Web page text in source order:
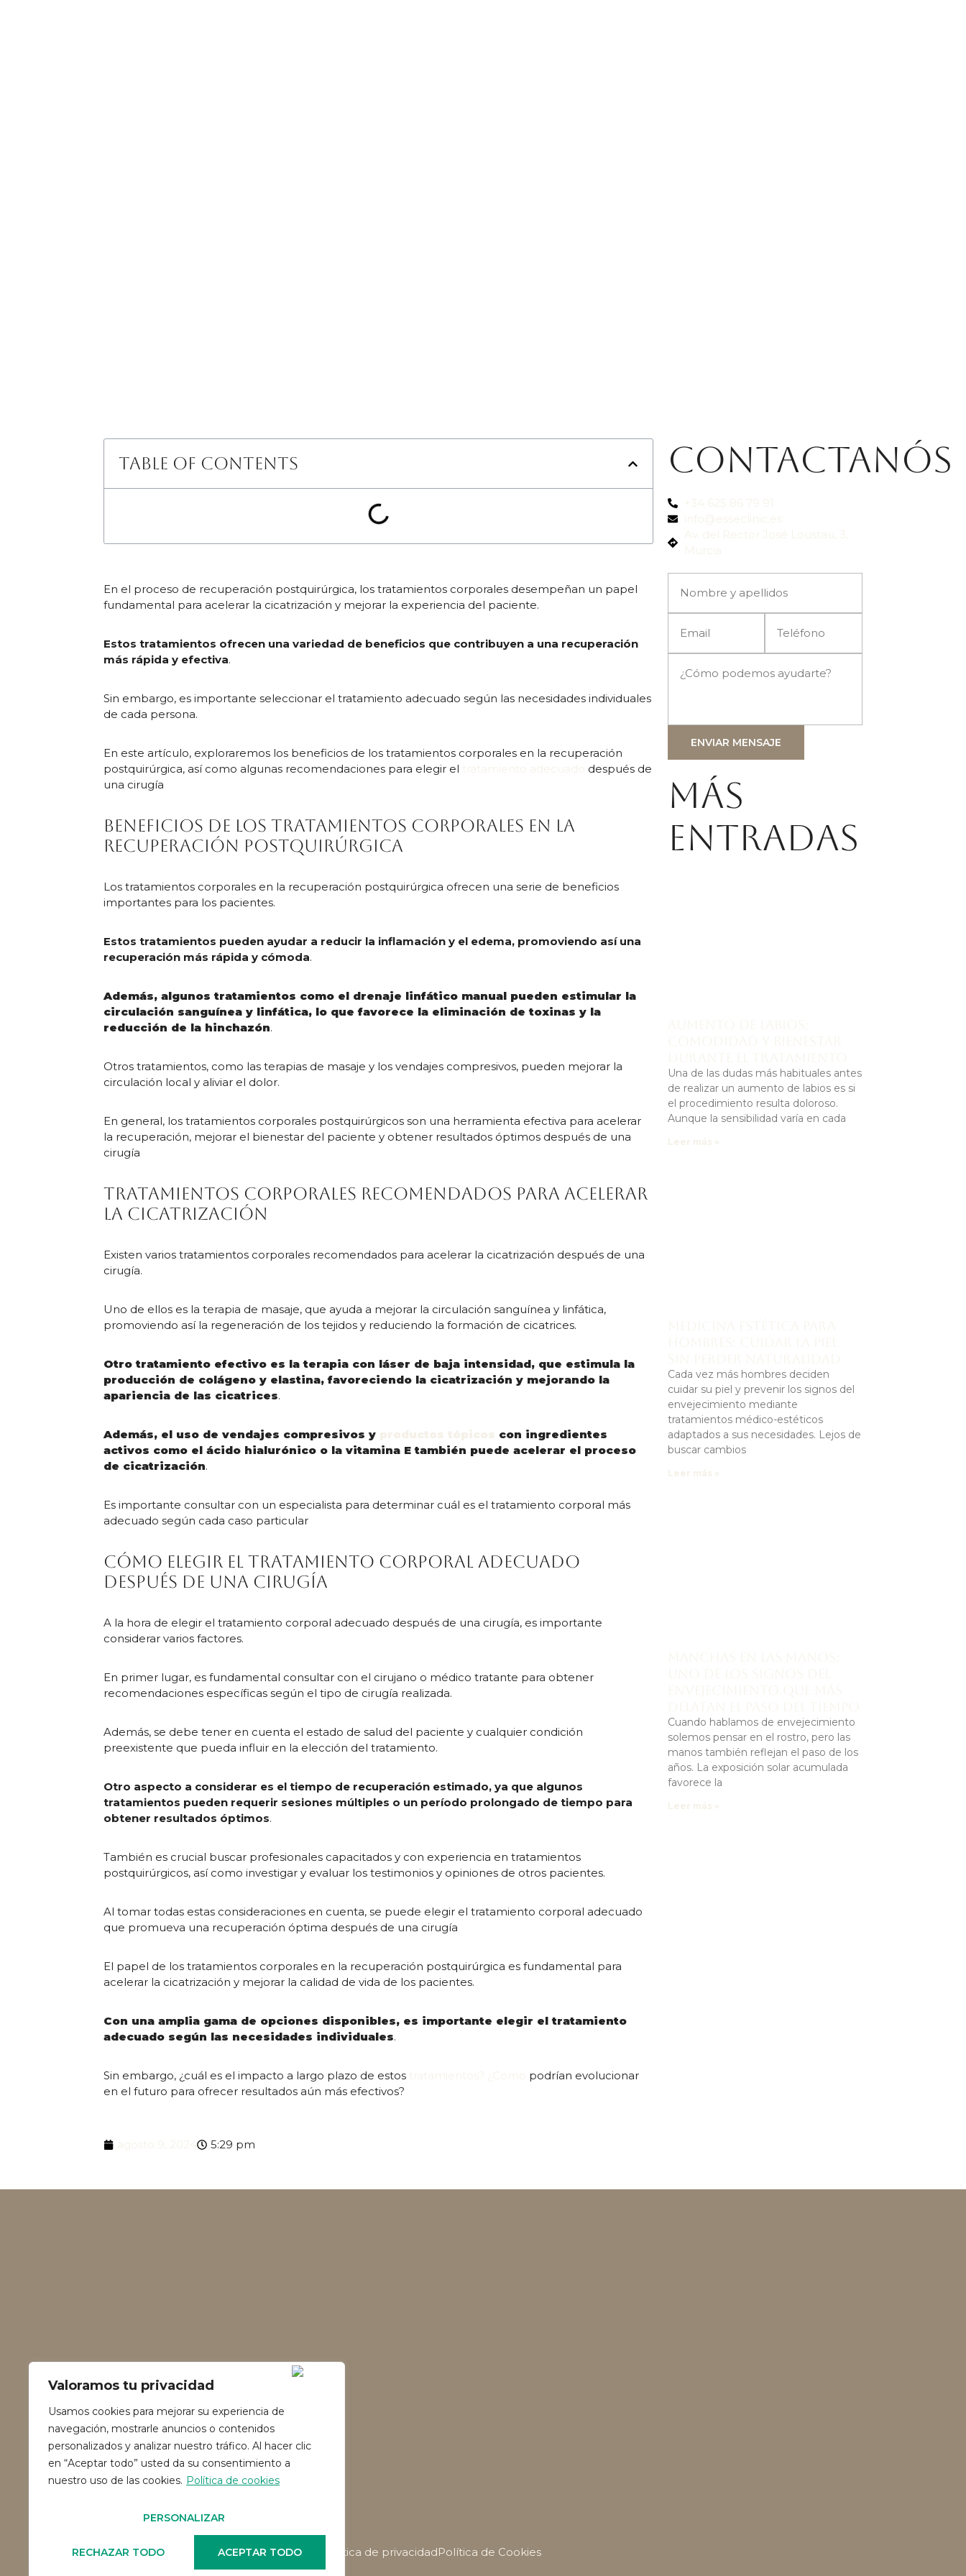
Valoramos tu privacidad
Usamos cookies para mejorar su experiencia de
navegación, mostrarle anuncios o contenidos
personalizados y analizar nuestro tráfico. Al hacer clic
en “Aceptar todo” usted da su consentimiento a
nuestro uso de las cookies. Política de cookies
PERSONALIZAR
RECHAZAR TODO ACEPTAR TODO
Table of Contents
En el proceso de recuperación postquirúrgica, los tratamientos corporales desempeñan un papel
fundamental para acelerar la cicatrización y mejorar la experiencia del paciente.
Estos tratamientos ofrecen una variedad de beneficios que contribuyen a una recuperación
más rápida y efectiva.
Sin embargo, es importante seleccionar el tratamiento adecuado según las necesidades individuales
de cada persona.
En este artículo, exploraremos los beneficios de los tratamientos corporales en la recuperación
postquirúrgica, así como algunas recomendaciones para elegir el
después de
una cirugía
Beneficios de los tratamientos corporales en la
recuperación postquirúrgica
Los tratamientos corporales en la recuperación postquirúrgica ofrecen una serie de beneficios
importantes para los pacientes.
Estos tratamientos pueden ayudar a reducir la inflamación y el edema, promoviendo así una
recuperación más rápida y cómoda.
Además, algunos tratamientos como el drenaje linfático manual pueden estimular la
circulación sanguínea y linfática, lo que favorece la eliminación de toxinas y la
reducción de la hinchazón.
Otros tratamientos, como las terapias de masaje y los vendajes compresivos, pueden mejorar la
circulación local y aliviar el dolor.
En general, los tratamientos corporales postquirúrgicos son una herramienta efectiva para acelerar
la recuperación, mejorar el bienestar del paciente y obtener resultados óptimos después de una
cirugía
Tratamientos corporales recomendados para acelerar
la cicatrización
Existen varios tratamientos corporales recomendados para acelerar la cicatrización después de una
cirugía.
Uno de ellos es la terapia de masaje, que ayuda a mejorar la circulación sanguínea y linfática,
promoviendo así la regeneración de los tejidos y reduciendo la formación de cicatrices.
Otro tratamiento efectivo es la terapia con láser de baja intensidad, que estimula la
producción de colágeno y elastina, favoreciendo la cicatrización y mejorando la
apariencia de las cicatrices.
Además, el uso de vendajes compresivos y
con ingredientes
activos como el ácido hialurónico o la vitamina E también puede acelerar el proceso
de cicatrización.
Es importante consultar con un especialista para determinar cuál es el tratamiento corporal más
adecuado según cada caso particular
Cómo elegir el tratamiento corporal adecuado
después de una cirugía
A la hora de elegir el tratamiento corporal adecuado después de una cirugía, es importante
considerar varios factores.
En primer lugar, es fundamental consultar con el cirujano o médico tratante para obtener
recomendaciones específicas según el tipo de cirugía realizada.
Además, se debe tener en cuenta el estado de salud del paciente y cualquier condición
preexistente que pueda influir en la elección del tratamiento.
Otro aspecto a considerar es el tiempo de recuperación estimado, ya que algunos
tratamientos pueden requerir sesiones múltiples o un período prolongado de tiempo para
obtener resultados óptimos.
También es crucial buscar profesionales capacitados y con experiencia en tratamientos
postquirúrgicos, así como investigar y evaluar los testimonios y opiniones de otros pacientes.
Al tomar todas estas consideraciones en cuenta, se puede elegir el tratamiento corporal adecuado
que promueva una recuperación óptima después de una cirugía
El papel de los tratamientos corporales en la recuperación postquirúrgica es fundamental para
acelerar la cicatrización y mejorar la calidad de vida de los pacientes.
Con una amplia gama de opciones disponibles, es importante elegir el tratamiento
adecuado según las necesidades individuales.
Sin embargo, ¿cuál es el impacto a largo plazo de estos
podrían evolucionar
en el futuro para ofrecer resultados aún más efectivos?
agosto 9, 2024 5:29 pm
Contactanós
ENVIAR MENSAJE
Más
entradas
Una de las dudas más habituales antes
de realizar un aumento de labios es si
el procedimiento resulta doloroso.
Aunque la sensibilidad varía en cada
Cada vez más hombres deciden
cuidar su piel y prevenir los signos del
envejecimiento mediante
tratamientos médico-estéticos
adaptados a sus necesidades. Lejos de
buscar cambios
Cuando hablamos de envejecimiento
solemos pensar en el rostro, pero las
manos también reflejan el paso de los
años. La exposición solar acumulada
favorece la
Política de privacidadPolítica de Cookies